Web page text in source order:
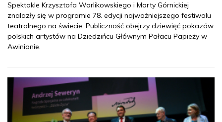
Spektakle Krzysztofa Warlikowskiego i Marty Górnickiej
znalazły się w programie 78. edycji najważniejszego festiwalu
teatralnego na świecie. Publiczność obejrzy dziewięć pokazów
polskich artystów na Dziedzińcu Głównym Pałacu Papieży w
Awinionie.